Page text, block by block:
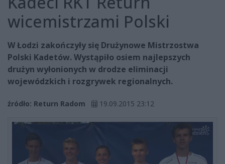
wicemistrzami Polski
W Łodzi zakończyły się Drużynowe Mistrzostwa
Polski Kadetów. Wystąpiło osiem najlepszych
drużyn wyłonionych w drodze eliminacji
wojewódzkich i rozgrywek regionalnych.
źródło: Return Radom 19.09.2015 23:12